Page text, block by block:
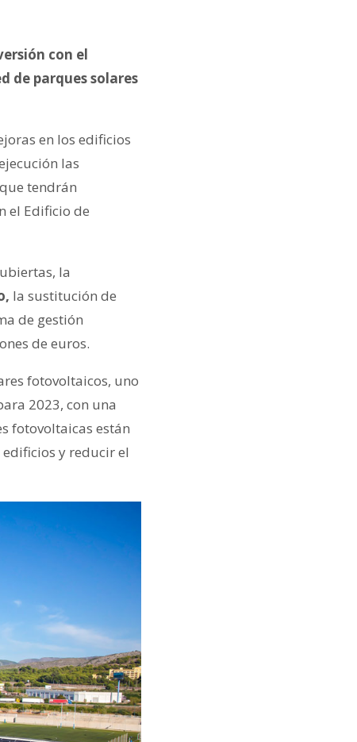
con el
de parques solares
en los edificios
las
tendrán
el Edificio de
la
la sustitución de
de gestión
de euros.
fotovoltaicos, uno
2023, con una
fotovoltaicas están
y reducir el